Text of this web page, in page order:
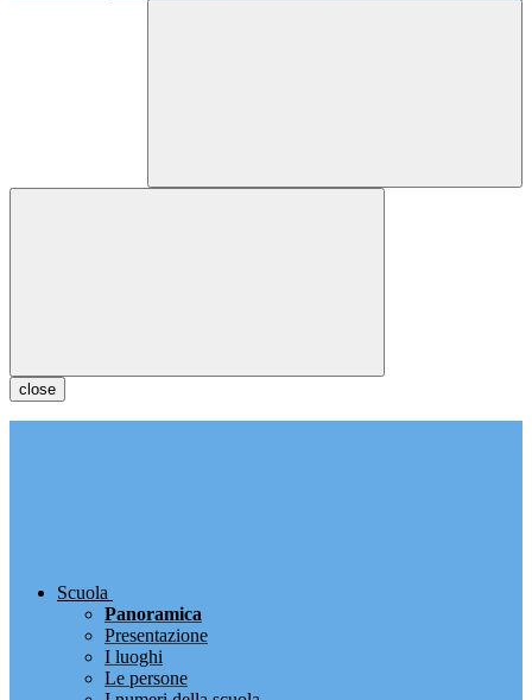
close
Scuola
Panoramica
Presentazione
I luoghi
Le persone